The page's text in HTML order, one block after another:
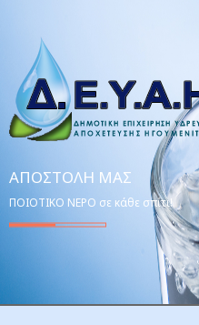
ΑΠΟΣΤΟΛΉ ΜΑΣ
ΠΟΙΟΤΙΚΟ ΝΕΡΟ σε κάθε σπίτι!